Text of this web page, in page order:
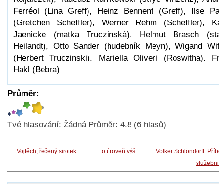
Ferréol (Lina Greff), Heinz Bennent (Greff), Ilse
(Gretchen Scheffler), Werner Rehm (Scheffler),
Jaenicke (matka Truczinská), Helmut Brasch
Heilandt), Otto Sander (hudebník Meyn), Wigand
(Herbert Truczinski), Mariella Oliveri (Roswitha),
Hakl (Bebra)
Průměr:
Tvé hlasování: Žádná Průměr: 4.8 (6 hlasů)
Vojtěch, řečený sirotek o úroveň výš
Volker Schlöndorff: